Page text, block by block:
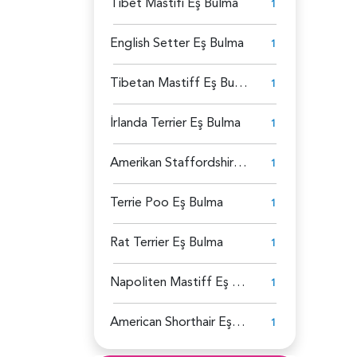
1
English Setter Eş Bulma 1
Tibetan Mastiff Eş Bulma 1
İrlanda Terrier Eş Bulma 1
Amerikan Staffordshire Eş Bulma 1
Terrie Poo Eş Bulma 1
Rat Terrier Eş Bulma 1
Napoliten Mastiff Eş Bulma 1
American Shorthair Eş Bulma 1